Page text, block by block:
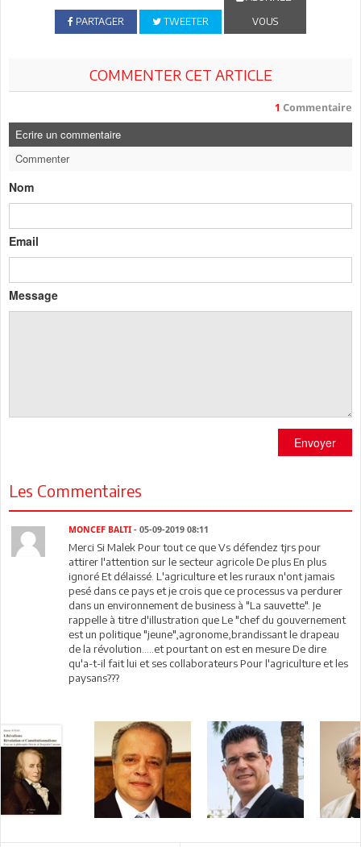
PARTAGER TWEETER
VOUS
COMMENTER CET ARTICLE
1 Commentaire
Ecrire un commentaire
Commenter
Nom
Email
Message
Envoyer
Les Commentaires
MONCEF BALTI - 05-09-2019 08:11
Merci Si Malek Pour tout ce que Vs défendez tjrs pour
attirer l'attention sur le secteur agricole De plus En plus
ignoré Et délaissé. L'agriculture et les ruraux n'ont jamais
pesé dans ce pays et je crois que ce processus va perdurer
dans un environnement de business à "La sauvette". Je
rappelle à titre d'illustration que Le "chef du gouvernement
est un politique "jeune",agronome,brandissant le drapeau
de la révolution.....et pourtant on est en mesure De dire
qu'a-t-il fait lui et ses collaborateurs Pour l'agriculture et les
paysans???